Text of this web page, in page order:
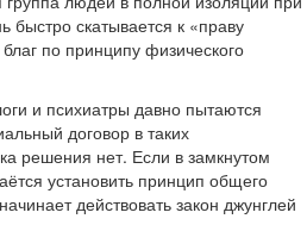
быстро скатывается к «праву
по принципу физического
и психиатры давно пытаются
договор в таких
решения нет. Если в замкнутом
установить принцип общего
действовать закон джунглей